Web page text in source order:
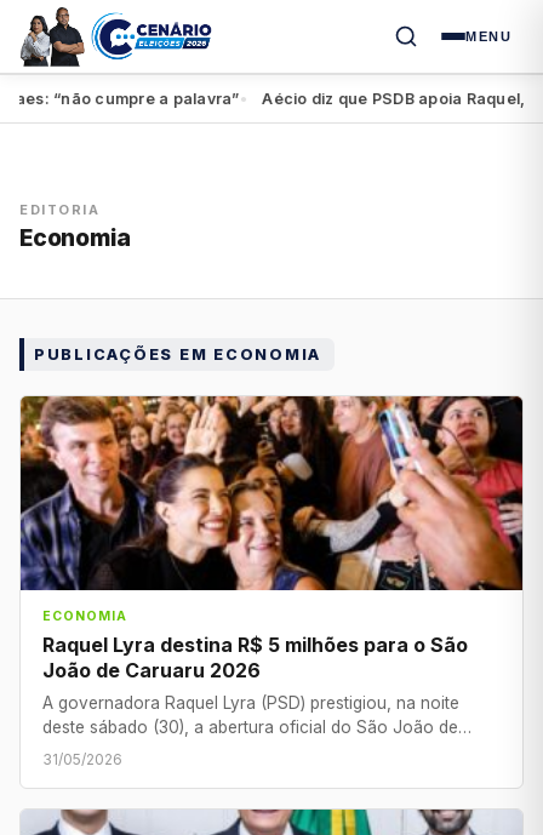
MENU
“não cumpre a palavra”● Aécio diz que PSDB apoia Raquel, mas
EDITORIA
Economia
PUBLICAÇÕES EM ECONOMIA
ECONOMIA
Raquel Lyra destina R$ 5 milhões para o São
João de Caruaru 2026
A governadora Raquel Lyra (PSD) prestigiou, na noite
deste sábado (30), a abertura oficial do São João de…
31/05/2026